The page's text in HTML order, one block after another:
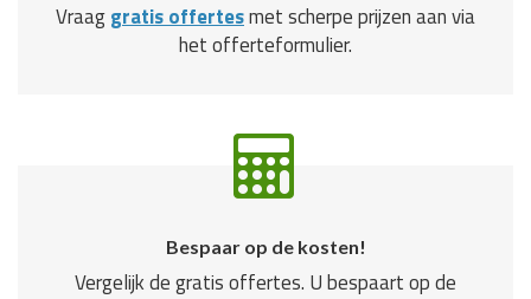
Vraaggratis offertesmet scherpe prijzen aan via
het offerteformulier.
Bespaar op de kosten!
Vergelijk de gratis offertes. U bespaart op de